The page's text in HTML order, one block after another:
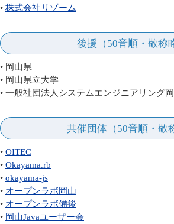
• 株式会社リゾーム
後援（50音順・敬称
• 岡山県
• 岡山県立大学
• 一般社団法人システムエンジニアリング
共催団体（50音順・敬
• OITEC
• Okayama.rb
• okayama-js
• オープンラボ岡山
• オープンラボ備後
• 岡山Javaユーザー会